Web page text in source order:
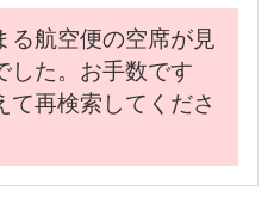
る航空便の空席が見
した。お手数です
て再検索してくださ